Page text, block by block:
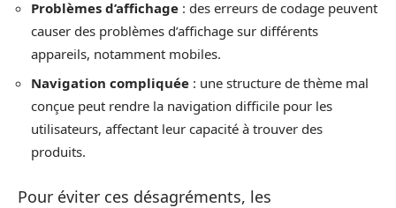
Problèmes d’affichage : des erreurs de codage peuvent
causer des problèmes d’affichage sur différents
appareils, notamment mobiles.
Navigation compliquée : une structure de thème mal
conçue peut rendre la navigation difficile pour les
utilisateurs, affectant leur capacité à trouver des
produits.
Pour éviter ces désagréments, les